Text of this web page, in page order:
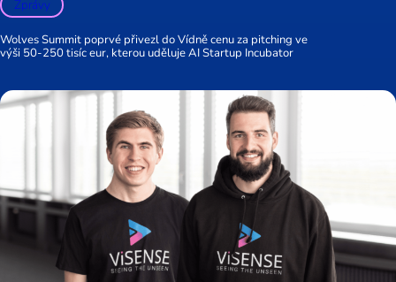
Zprávy
Wolves Summit poprvé přivezl do Vídně cenu za pitching ve
výši 50-250 tisíc eur, kterou uděluje AI Startup Incubator